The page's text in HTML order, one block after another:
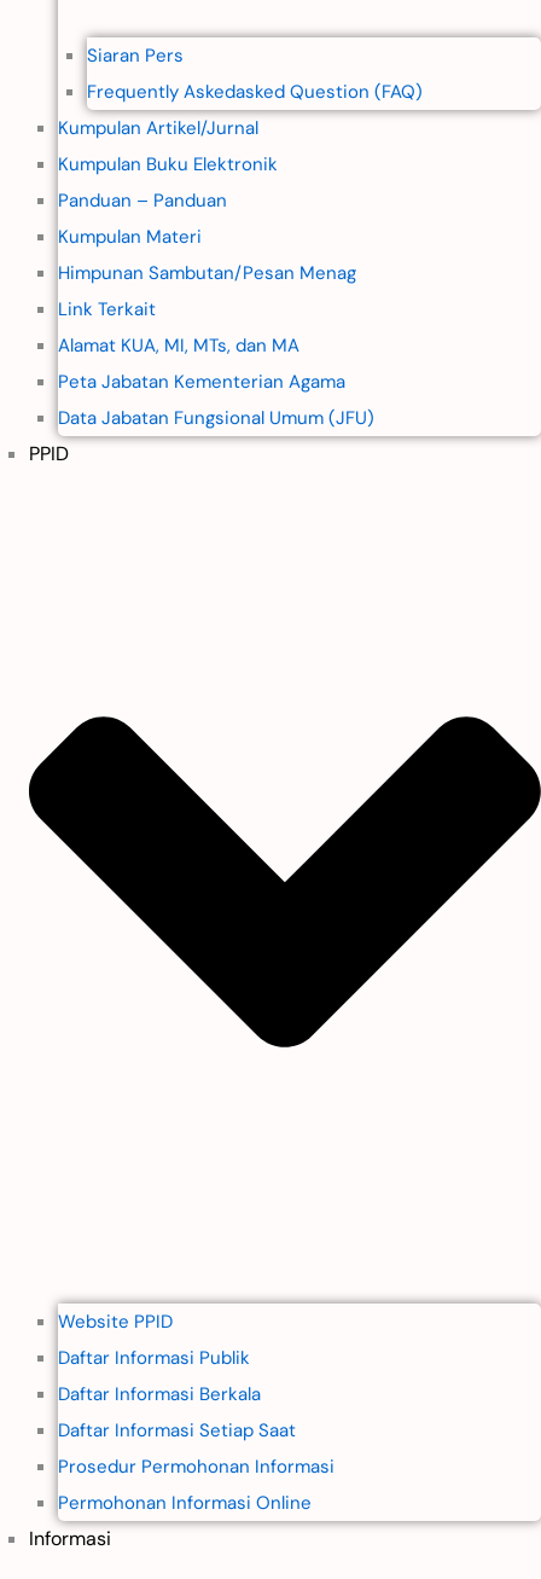
Siaran Pers
Frequently Askedasked Question (FAQ)
Kumpulan Artikel/Jurnal
Kumpulan Buku Elektronik
Panduan – Panduan
Kumpulan Materi
Himpunan Sambutan/Pesan Menag
Link Terkait
Alamat KUA, MI, MTs, dan MA
Peta Jabatan Kementerian Agama
Data Jabatan Fungsional Umum (JFU)
PPID
Website PPID
Daftar Informasi Publik
Daftar Informasi Berkala
Daftar Informasi Setiap Saat
Prosedur Permohonan Informasi
Permohonan Informasi Online
Informasi